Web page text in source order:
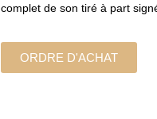
complet de son tiré à part
ORDRE D'ACHAT